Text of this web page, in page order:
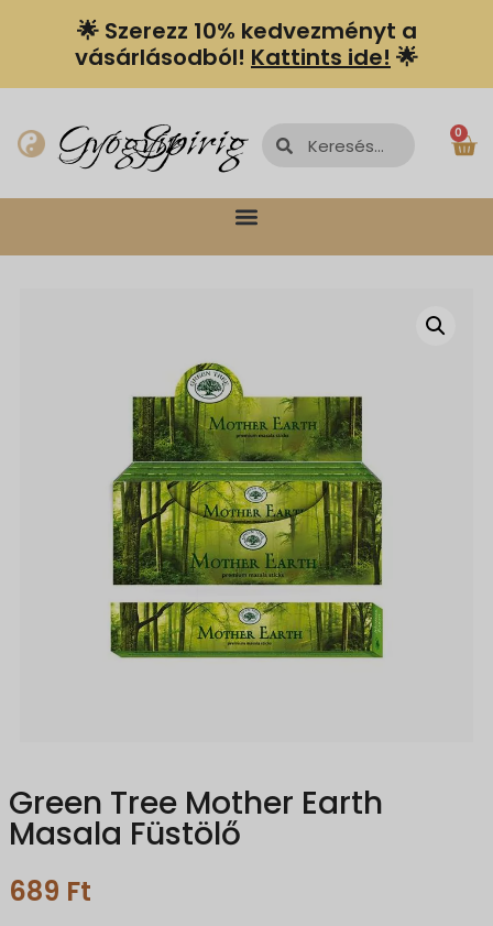
🌟 Szerezz 10% kedvezményt a
vásárlásodból! Kattints ide! 🌟
GyógyírSpiriguru 0
Green Tree Mother Earth
Masala Füstölő
689 Ft